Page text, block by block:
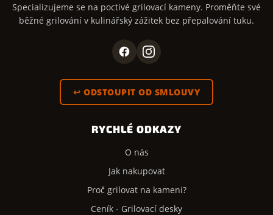
Specializujeme se na poctivé grilovací kameny. Proměňte své
běžné grilování v kulinářský zážitek bez přepalování tuku.
↩ ODSTOUPIT OD SMLOUVY
RYCHLÉ ODKAZY
O nás
Jak nakupovat
Proč grilovat na kameni?
Ceník - Grilovací desky